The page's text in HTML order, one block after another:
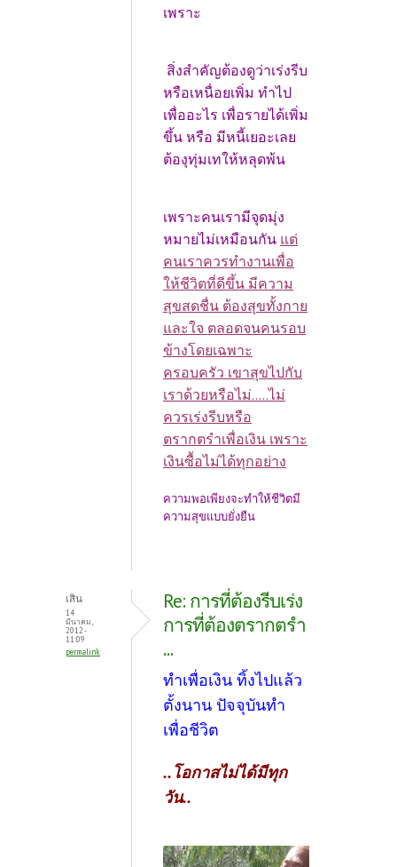
เพราะ
สิ่งสำคัญต้องดูว่าเร่งรีบ
หรือเหนื่อยเพิ่ม ทำไป
เพื่ออะไร เพื่อรายได้เพิ่ม
ขึ้น หรือ มีหนี้เยอะเลย
ต้องุทุ่มเทให้หลุดพ้น
เพราะคนเรามีจุดมุ่ง
หมายไม่เหมือนกัน แต่
คนเราควรทำงานเพื่อ
ให้ชีวิตที่ดีขึ้น มีความ
สุขสดชื่น ต้องสุขทั้งกาย
และใจ ตลอดจนคนรอบ
ข้างโดยเฉพาะ
ครอบครัว เขาสุขไปกับ
เราด้วยหรือไม่.....ไม่
ควรเร่งรีบหรือ
ตรากตรำเพื่อเงิน เพราะ
เงินซื้อไม่ได้ทุกอย่าง
ความพอเพียงจะทำให้ชีวิตมี
ความสุขแบบยั่งยืน
เสิน
14
มีนาคม,
2012 -
11:09
permalink
Re: การที่ต้องรีบเร่ง
การที่ต้องตรากตรำ
...
ทำเพื่อเงิน ทิ้งไปแล้ว
ตั้งนาน ปัจจุบันทำ
เพื่อชีวิต
..โอกาสไม่ได้มีทุก
วัน..